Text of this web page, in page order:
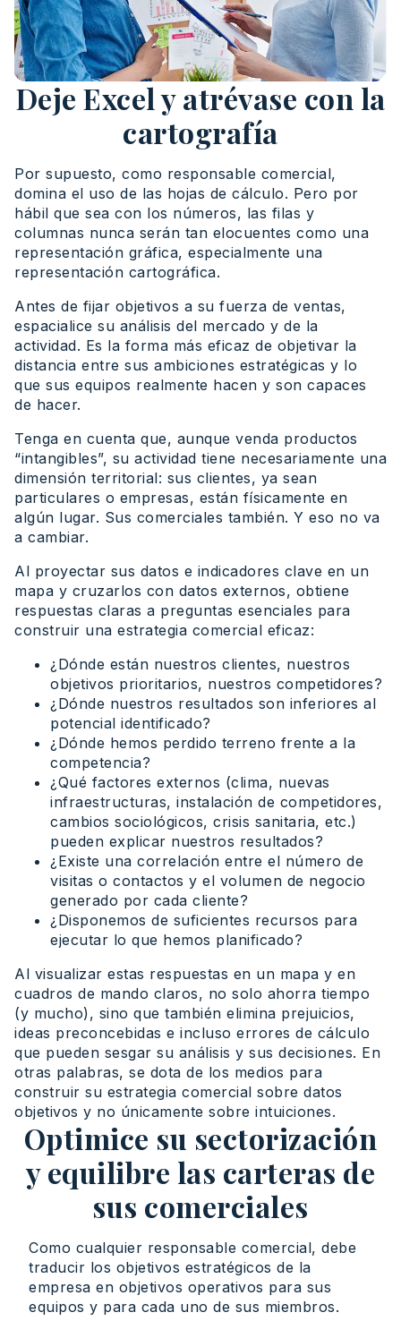
Deje Excel y atrévase con la
cartografía
Por supuesto, como responsable comercial,
domina el uso de las hojas de cálculo. Pero por
hábil que sea con los números, las filas y
columnas nunca serán tan elocuentes como una
representación gráfica, especialmente una
representación cartográfica.
Antes de fijar objetivos a su fuerza de ventas,
espacialice su análisis del mercado y de la
actividad. Es la forma más eficaz de objetivar la
distancia entre sus ambiciones estratégicas y lo
que sus equipos realmente hacen y son capaces
de hacer.
Tenga en cuenta que, aunque venda productos
“intangibles”, su actividad tiene necesariamente una
dimensión territorial: sus clientes, ya sean
particulares o empresas, están físicamente en
algún lugar. Sus comerciales también. Y eso no va
a cambiar.
Al proyectar sus datos e indicadores clave en un
mapa y cruzarlos con datos externos, obtiene
respuestas claras a preguntas esenciales para
construir una estrategia comercial eficaz:
¿Dónde están nuestros clientes, nuestros
objetivos prioritarios, nuestros competidores?
¿Dónde nuestros resultados son inferiores al
potencial identificado?
¿Dónde hemos perdido terreno frente a la
competencia?
¿Qué factores externos (clima, nuevas
infraestructuras, instalación de competidores,
cambios sociológicos, crisis sanitaria, etc.)
pueden explicar nuestros resultados?
¿Existe una correlación entre el número de
visitas o contactos y el volumen de negocio
generado por cada cliente?
¿Disponemos de suficientes recursos para
ejecutar lo que hemos planificado?
Al visualizar estas respuestas en un mapa y en
cuadros de mando claros, no solo ahorra tiempo
(y mucho), sino que también elimina prejuicios,
ideas preconcebidas e incluso errores de cálculo
que pueden sesgar su análisis y sus decisiones. En
otras palabras, se dota de los medios para
construir su estrategia comercial sobre datos
objetivos y no únicamente sobre intuiciones.
Optimice su sectorización
y equilibre las carteras de
sus comerciales
Como cualquier responsable comercial, debe
traducir los objetivos estratégicos de la
empresa en objetivos operativos para sus
equipos y para cada uno de sus miembros.